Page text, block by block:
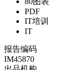
PDF
IT培训
IT
报告编码
IM45870